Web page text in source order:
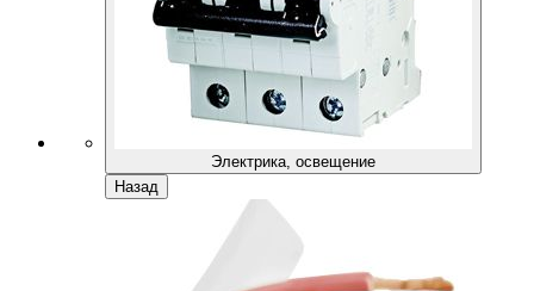
Электрика, освещение
Назад